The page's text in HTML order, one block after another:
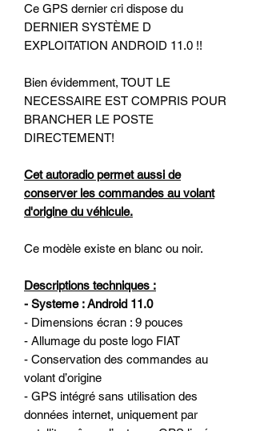
Ce GPS dernier cri dispose du
DERNIER SYSTÈME D
EXPLOITATION ANDROID 11.0 !!
Bien évidemment, TOUT LE
NECESSAIRE EST COMPRIS POUR
BRANCHER LE POSTE
DIRECTEMENT!
Cet autoradio permet aussi de
conserver les commandes au volant
d'origine du véhicule.
Ce modèle existe en blanc ou noir.
Descriptions techniques :
- Systeme : Android 11.0
- Dimensions écran : 9 pouces
- Allumage du poste logo FIAT
- Conservation des commandes au
volant d’origine
- GPS intégré sans utilisation des
données internet, uniquement par